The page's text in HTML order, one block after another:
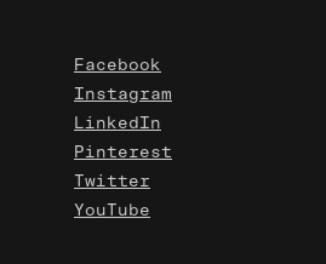
Facebook
Instagram
LinkedIn
Pinterest
Twitter
YouTube